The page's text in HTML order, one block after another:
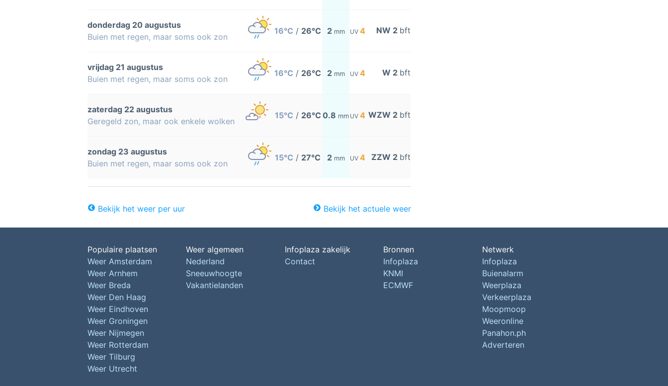
donderdag 20 augustus
Buien met regen, maar soms ook zon
16°C / 26°C 2 mm UV 4 NW 2 bft
vrijdag 21 augustus
Buien met regen, maar soms ook zon
16°C / 26°C 2 mm UV 4 W 2 bft
zaterdag 22 augustus
Geregeld zon, maar ook enkele wolken
15°C / 26°C 0.8 mm UV 4 WZW 2 bft
zondag 23 augustus
Buien met regen, maar soms ook zon
15°C / 27°C 2 mm UV 4 ZZW 2 bft
Bekijk het weer per uur Bekijk het actuele weer
Populaire plaatsen
Weer Amsterdam
Weer Arnhem
Weer Breda
Weer Den Haag
Weer Eindhoven
Weer Groningen
Weer Nijmegen
Weer Rotterdam
Weer Tilburg
Weer Utrecht
Weer algemeen
Nederland
Sneeuwhoogte
Vakantielanden
Infoplaza zakelijk
Contact
Bronnen
Infoplaza
KNMI
ECMWF
Netwerk
Infoplaza
Buienalarm
Weerplaza
Verkeerplaza
Moopmoop
Weeronline
Panahon.ph
Adverteren